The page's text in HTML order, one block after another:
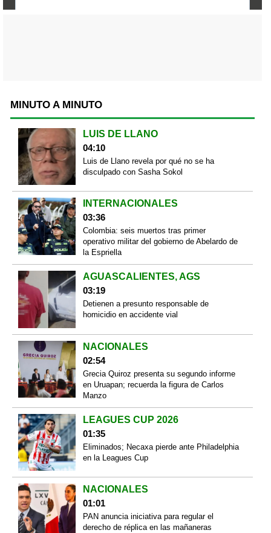
MINUTO A MINUTO
LUIS DE LLANO
04:10
Luis de Llano revela por qué no se ha
disculpado con Sasha Sokol
INTERNACIONALES
03:36
Colombia: seis muertos tras primer
operativo militar del gobierno de Abelardo de
la Espriella
AGUASCALIENTES, AGS
03:19
Detienen a presunto responsable de
homicidio en accidente vial
NACIONALES
02:54
Grecia Quiroz presenta su segundo informe
en Uruapan; recuerda la figura de Carlos
Manzo
LEAGUES CUP 2026
01:35
Eliminados; Necaxa pierde ante Philadelphia
en la Leagues Cup
NACIONALES
01:01
PAN anuncia iniciativa para regular el
derecho de réplica en las mañaneras